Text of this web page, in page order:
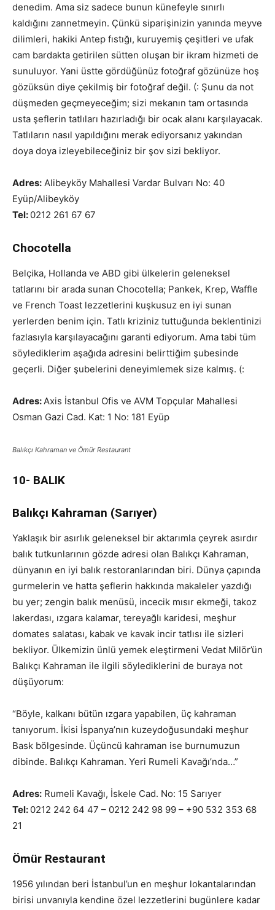
denedim. Ama siz sadece bunun künefeyle sınırlı
kaldığını zannetmeyin. Çünkü siparişinizin yanında meyve
dilimleri, hakiki Antep fıstığı, kuruyemiş çeşitleri ve ufak
cam bardakta getirilen sütten oluşan bir ikram hizmeti de
sunuluyor. Yani üstte gördüğünüz fotoğraf gözünüze hoş
gözüksün diye çekilmiş bir fotoğraf değil. (: Şunu da not
düşmeden geçmeyeceğim; sizi mekanın tam ortasında
usta şeflerin tatlıları hazırladığı bir ocak alanı karşılayacak.
Tatlıların nasıl yapıldığını merak ediyorsanız yakından
doya doya izleyebileceğiniz bir şov sizi bekliyor.
Adres: Alibeyköy Mahallesi Vardar Bulvarı No: 40
Eyüp/Alibeyköy
Tel: 0212 261 67 67
Chocotella
Belçika, Hollanda ve ABD gibi ülkelerin geleneksel
tatlarını bir arada sunan Chocotella; Pankek, Krep, Waffle
ve French Toast lezzetlerini kuşkusuz en iyi sunan
yerlerden benim için. Tatlı kriziniz tuttuğunda beklentinizi
fazlasıyla karşılayacağını garanti ediyorum. Ama tabi tüm
söylediklerim aşağıda adresini belirttiğim şubesinde
geçerli. Diğer şubelerini deneyimlemek size kalmış. (:
Adres: Axis İstanbul Ofis ve AVM Topçular Mahallesi
Osman Gazi Cad. Kat: 1 No: 181 Eyüp
Balıkçı Kahraman ve Ömür Restaurant
10- BALIK
Balıkçı Kahraman (Sarıyer)
Yaklaşık bir asırlık geleneksel bir aktarımla çeyrek asırdır
balık tutkunlarının gözde adresi olan Balıkçı Kahraman,
dünyanın en iyi balık restoranlarından biri. Dünya çapında
gurmelerin ve hatta şeflerin hakkında makaleler yazdığı
bu yer; zengin balık menüsü, incecik mısır ekmeği, takoz
lakerdası, ızgara kalamar, tereyağlı karidesi, meşhur
domates salatası, kabak ve kavak incir tatlısı ile sizleri
bekliyor. Ülkemizin ünlü yemek eleştirmeni Vedat Milör’ün
Balıkçı Kahraman ile ilgili söylediklerini de buraya not
düşüyorum:
“Böyle, kalkanı bütün ızgara yapabilen, üç kahraman
tanıyorum. İkisi İspanya’nın kuzeydoğusundaki meşhur
Bask bölgesinde. Üçüncü kahraman ise burnumuzun
dibinde. Balıkçı Kahraman. Yeri Rumeli Kavağı’nda…”
Adres: Rumeli Kavağı, İskele Cad. No: 15 Sarıyer
Tel: 0212 242 64 47 – 0212 242 98 99 – +90 532 353 68
21
Ömür Restaurant
1956 yılından beri İstanbul’un en meşhur lokantalarından
birisi unvanıyla kendine özel lezzetlerini bugünlere kadar